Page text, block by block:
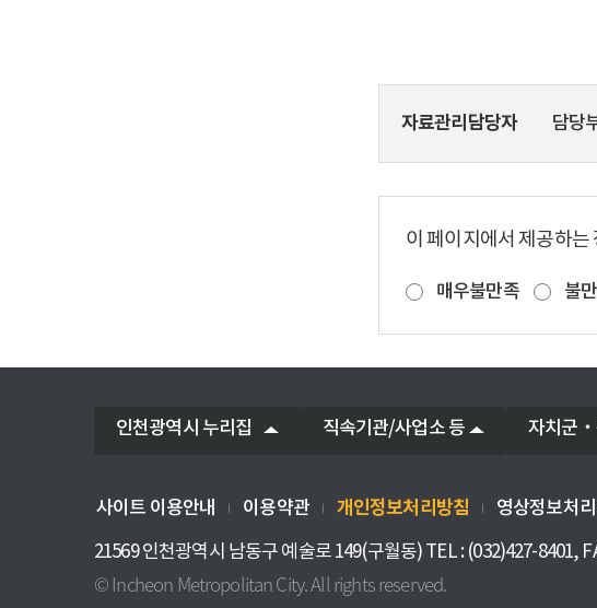
자료관리담당자 담당
이 페이지에서 제공하는
매우불만족 불
인천광역시 누리집 직속기관/사업소 등 자치군
사이트 이용안내 이용약관 개인정보처리방침 영상정보처
21569 인천광역시 남동구 예술로 149(구월동) TEL : (032)427-8401,
© Incheon Metropolitan City. All rights reserved.